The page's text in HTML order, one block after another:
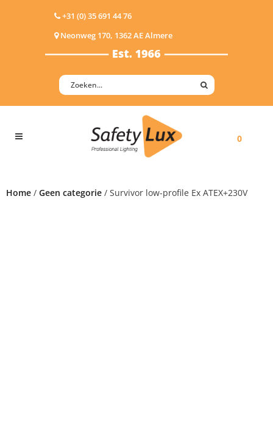
+31 (0) 35 691 44 76
Neonweg 170, 1362 AE Almere
0
Home / Geen categorie / Survivor low-profile Ex ATEX+230V